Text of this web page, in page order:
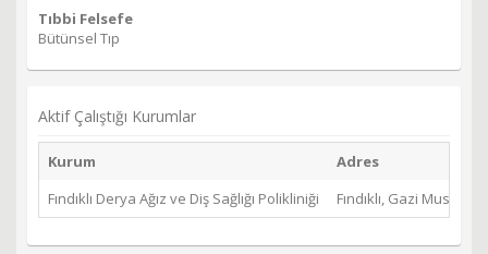
Tıbbi Felsefe
Bütünsel Tıp
Aktif Çalıştığı Kurumlar
Kurum
Adres
Fındıklı Derya Ağız ve Diş Sağlığı Polikliniği
Fındıklı, Gazi